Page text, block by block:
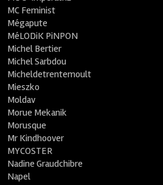
MC Feminist
Mégapute
MéLODiK PiNPON
Michel Bertier
Michel Sarbdou
Micheldetrentemoult
Mieszko
Moldav
Morue Mekanik
Morusque
Mr Kindhoover
MYCOSTER
Nadine Graudchibre
Napel